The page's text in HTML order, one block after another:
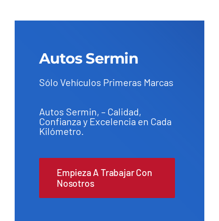
Autos Sermin
Sólo Vehículos Primeras Marcas
Autos Sermin, – Calidad,
Confianza y Excelencia en Cada
Kilómetro.
Empieza A Trabajar Con
Nosotros